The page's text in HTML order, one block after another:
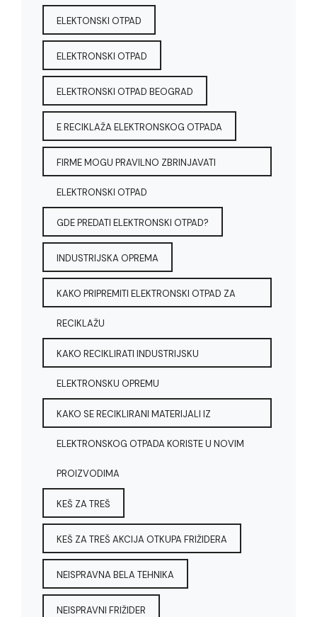
ELEKTONSKI OTPAD
ELEKTRONSKI OTPAD
ELEKTRONSKI OTPAD BEOGRAD
E RECIKLAŽA ELEKTRONSKOG OTPADA
FIRME MOGU PRAVILNO ZBRINJAVATI
ELEKTRONSKI OTPAD
GDE PREDATI ELEKTRONSKI OTPAD?
INDUSTRIJSKA OPREMA
KAKO PRIPREMITI ELEKTRONSKI OTPAD ZA
RECIKLAŽU
KAKO RECIKLIRATI INDUSTRIJSKU
ELEKTRONSKU OPREMU
KAKO SE RECIKLIRANI MATERIJALI IZ
ELEKTRONSKOG OTPADA KORISTE U NOVIM
PROIZVODIMA
KEŠ ZA TREŠ
KEŠ ZA TREŠ AKCIJA OTKUPA FRIŽIDERA
NEISPRAVNA BELA TEHNIKA
NEISPRAVNI FRIŽIDER